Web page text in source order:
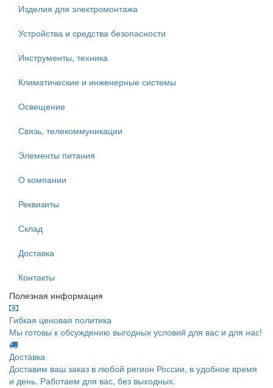
Изделия для электромонтажа
Устройства и средства безопасности
Инструменты, техника
Климатические и инженерные системы
Освещение
Связь, телекоммуникации
Элементы питания
О компании
Реквизиты
Склад
Доставка
Контакты
Полезная информация
Гибкая ценовая политика
Мы готовы к обсуждению выгодных условий для вас и для нас!
Доставка
Доставим ваш заказ в любой регион России, в удобное время
и день. Работаем для вас, без выходных.